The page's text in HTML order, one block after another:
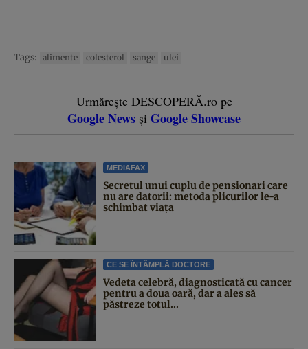
Tags: alimente colesterol sange ulei
Urmărește DESCOPERĂ.ro pe
Google News și Google Showcase
MEDIAFAX
Secretul unui cuplu de pensionari care
nu are datorii: metoda plicurilor le-a
schimbat viața
CE SE ÎNTÂMPLĂ DOCTORE
Vedeta celebră, diagnosticată cu cancer
pentru a doua oară, dar a ales să
păstreze totul...